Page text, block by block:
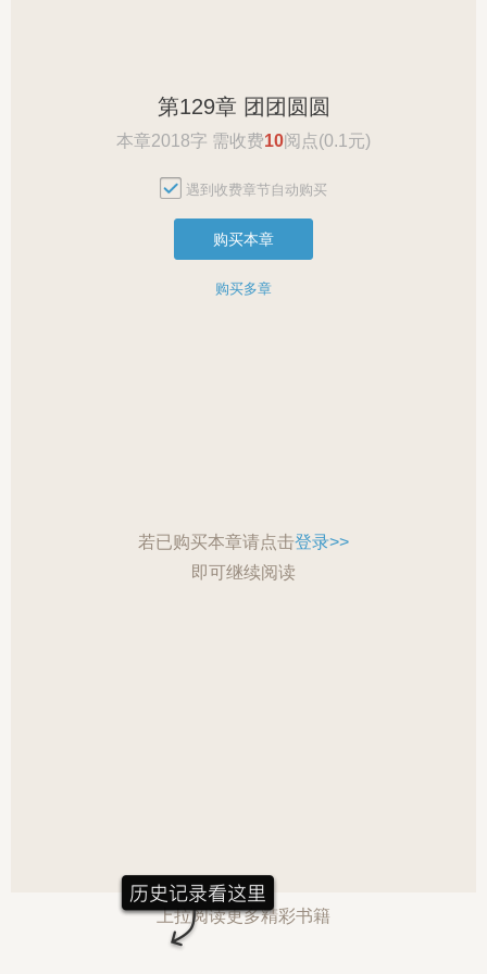
第129章 团团圆圆
本章2018字 需收费10阅点(0.1元)
遇到收费章节自动购买
购买本章
购买多章
若已购买本章请点击登录>>
即可继续阅读
上拉阅读更多精彩书籍